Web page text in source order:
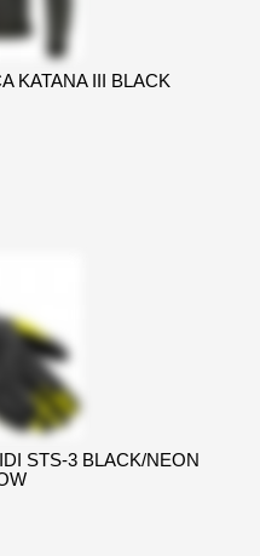
III BLACK
STS-3 BLACK/NEON